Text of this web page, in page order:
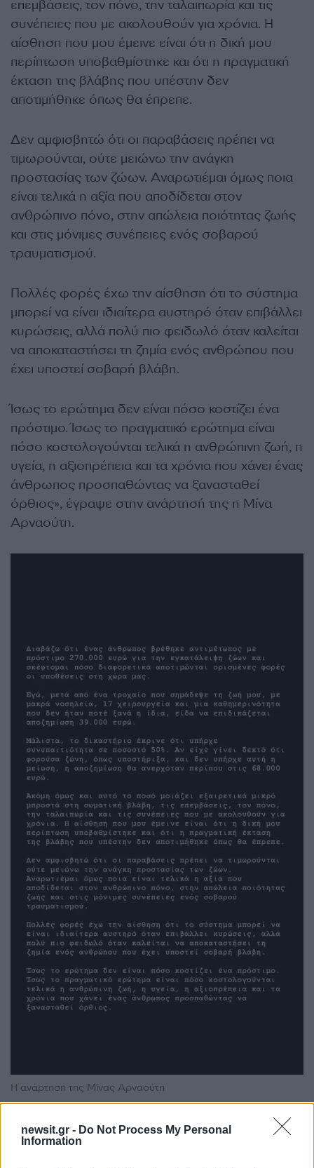
newsit.gr - Do Not Process My Personal
Information
επεμβάσεις, τον πόνο, την ταλαιπωρία και τις
συνέπειες που με ακολουθούν για χρόνια. Η
αίσθηση που μου έμεινε είναι ότι η δική μου
περίπτωση υποβαθμίστηκε και ότι η πραγματική
έκταση της βλάβης που υπέστην δεν
αποτιμήθηκε όπως θα έπρεπε.
Δεν αμφισβητώ ότι οι παραβάσεις πρέπει να
τιμωρούνται, ούτε μειώνω την ανάγκη
προστασίας των ζώων. Αναρωτιέμαι όμως ποια
είναι τελικά η αξία που αποδίδεται στον
ανθρώπινο πόνο, στην απώλεια ποιότητας ζωής
και στις μόνιμες συνέπειες ενός σοβαρού
τραυματισμού.
Πολλές φορές έχω την αίσθηση ότι το σύστημα
μπορεί να είναι ιδιαίτερα αυστηρό όταν επιβάλλει
κυρώσεις, αλλά πολύ πιο φειδωλό όταν καλείται
να αποκαταστήσει τη ζημία ενός ανθρώπου που
έχει υποστεί σοβαρή βλάβη.
Ίσως το ερώτημα δεν είναι πόσο κοστίζει ένα
πρόστιμο. Ίσως το πραγματικό ερώτημα είναι
πόσο κοστολογούνται τελικά η ανθρώπινη ζωή, η
υγεία, η αξιοπρέπεια και τα χρόνια που χάνει ένας
άνθρωπος προσπαθώντας να ξανασταθεί
όρθιος», έγραψε στην ανάρτησή της η Μίνα
Αρναούτη.
Η ανάρτηση της Μίνας Αρναούτη
«Αισθάνομαι ότι η ζωή μου καθυστερεί, υπάρχει
ψήγμα ότι δεν λέω την αλήθεια. Ο κόσμος δεν